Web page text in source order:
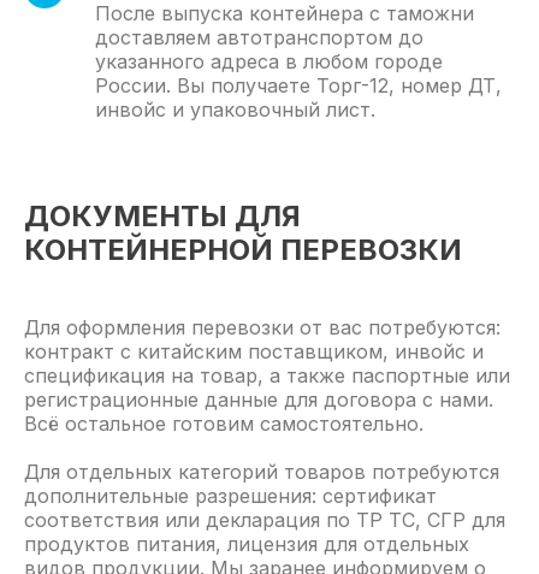
После выпуска контейнера с таможни
доставляем автотранспортом до
указанного адреса в любом городе
России. Вы получаете Торг-12, номер ДТ,
инвойс и упаковочный лист.
ДОКУМЕНТЫ ДЛЯ
КОНТЕЙНЕРНОЙ ПЕРЕВОЗКИ
Для оформления перевозки от вас потребуются:
контракт с китайским поставщиком, инвойс и
спецификация на товар, а также паспортные или
регистрационные данные для договора с нами.
Всё остальное готовим самостоятельно.
Для отдельных категорий товаров потребуются
дополнительные разрешения: сертификат
соответствия или декларация по ТР ТС, СГР для
продуктов питания, лицензия для отдельных
видов продукции. Мы заранее информируем о
Челябинск
Санкт-Петербург
Краснодар
Екатеринбург
Москва
Владивосток
Благовещенск
Иркутск
Крым
Все
Доставка сборных грузов
Авиаперевозки
Экспресс-доставка
Доставка оборудования
Мультимодальные перевозки
НАПРАВЛЕНИЯ